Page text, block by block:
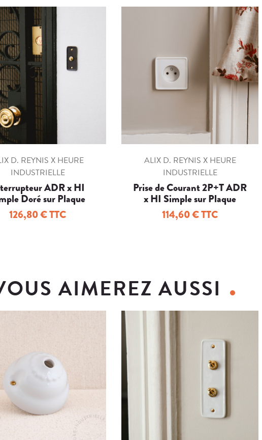
D. REYNIS X HEURE
INDUSTRIELLE
ADR x HI
Doré sur Plaque
Porcelaine Noire
126,80 € TTC
ALIX D. REYNIS X HEURE
INDUSTRIELLE
Prise de Courant 2P+T ADR
x HI Simple sur Plaque
Porcelaine
114,60 € TTC
AIMEREZ AUSSI